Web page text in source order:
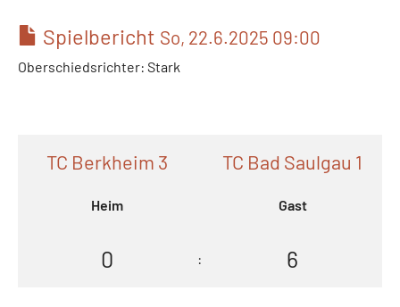
Spielbericht So, 22.6.2025 09:00
Oberschiedsrichter: Stark
TC Berkheim 3
Heim
TC Bad Saulgau 1
Gast
0 : 6